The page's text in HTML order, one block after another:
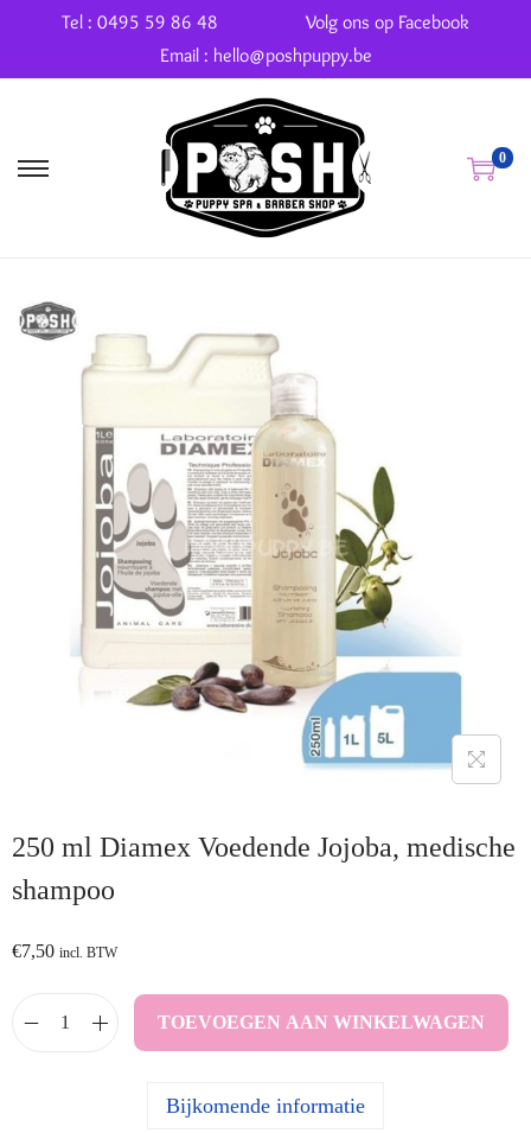
Tel : 0495 59 86 48
Volg ons op Facebook
Email : hello@poshpuppy.be
0
250 ml Diamex Voedende Jojoba, medische
shampoo
€7,50 incl. BTW
TOEVOEGEN AAN WINKELWAGEN
Bijkomende informatie